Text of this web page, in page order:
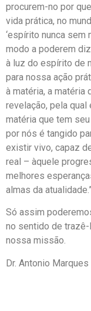
procurem-no por
vida prática, no
‘espírito nunca sem
modo a poderem
à luz do espírito de
para nossa ação
à matéria, a matéria
revelação, pela
matéria que tem
por nós é tangido
existir vivo, capaz
real – àquele
melhores
almas da atualidade.”
Só assim
no sentido de trazê-
nossa missão.
Dr. Antonio Marques